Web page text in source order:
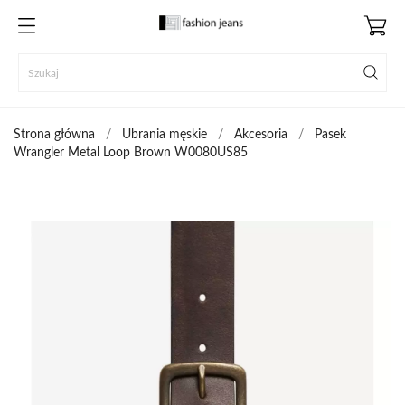
Strona główna Ubrania męskie Akcesoria
Pasek
Wrangler Metal Loop Brown W0080US85